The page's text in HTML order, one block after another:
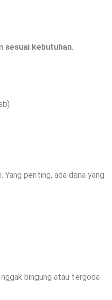
sesuai kebutuhan.
penting, ada dana yang
bingung atau tergoda